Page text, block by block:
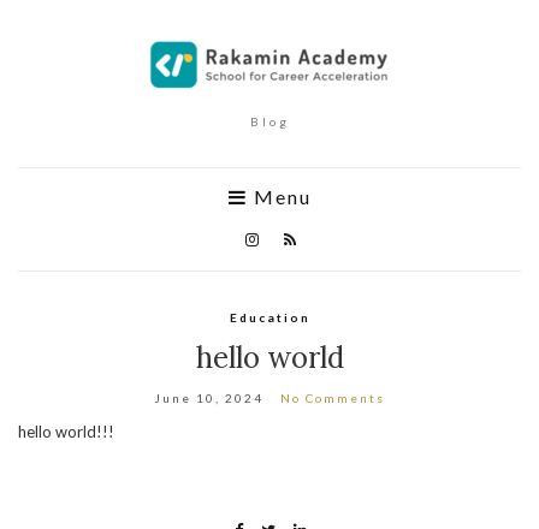
Blog
Menu
Education
hello world
June 10, 2024 No Comments
hello world!!!